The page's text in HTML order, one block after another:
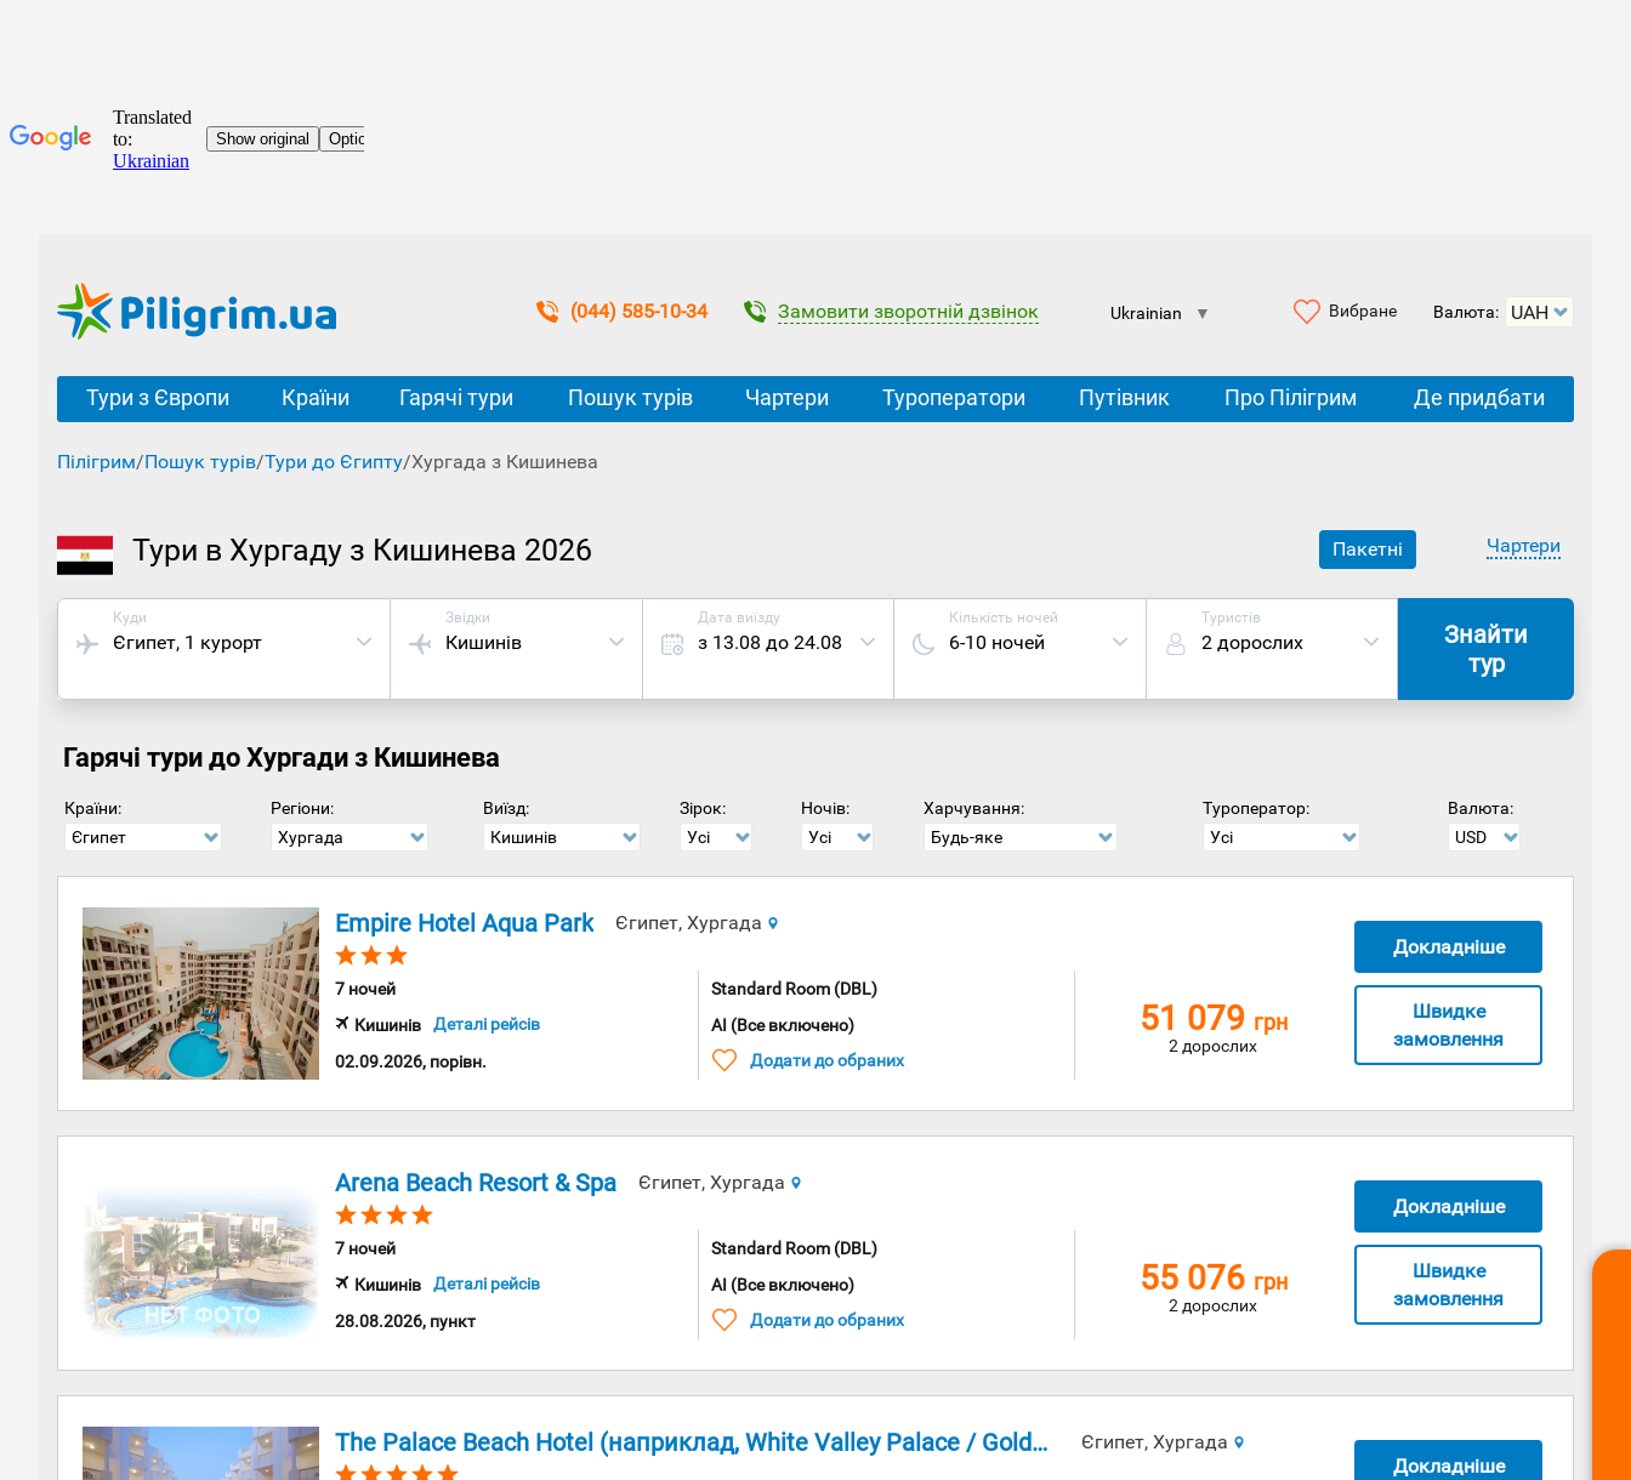
(044) 585-10-34 Замовити зворотній дзвінок Ukrainian ▼ Вибране Валюта:
Тури з Європи Країни Гарячі тури Пошук турів Чартери Туроператори Путівник Про Пілігрим Де придбати
Пілігрим/Пошук турів/Тури до Єгипту/Хургада з Кишинева
Тури в Хургаду з Кишинева 2026 Пакетні Чартери
Куди
Єгипет, 1 курорт
Звідки
Кишинів
Дата виїзду
з 13.08 до 24.08
Кількість ночей
6-10 ночей
Туристів
2 дорослих
Знайти
тур
Гарячі тури до Хургади з Кишинева
Країни:
Єгипет
Регіони:
Хургада
Виїзд:
Кишинів
Зірок:
Усі
Ночів:
Усі
Харчування:
Будь-яке
Туроператор:
Усі
Валюта:
USD
Empire Hotel Aqua Park Єгипет, Хургада
7 ночей
Кишинів
Деталі рейсів
02.09.2026, порівн.
Standard Room (DBL)
AI (Все включено)
Додати до обраних
51 079 грн
2 дорослих
Докладніше
Швидке
замовлення
Arena Beach Resort & Spa Єгипет, Хургада
7 ночей
Кишинів
Деталі рейсів
28.08.2026, пункт
Standard Room (DBL)
AI (Все включено)
Додати до обраних
55 076 грн
2 дорослих
Докладніше
Швидке
замовлення
The Palace Beach Hotel (наприклад, White Valley Palace / Golden 5 Emerald) Єгипет, Хургада
Докладніше